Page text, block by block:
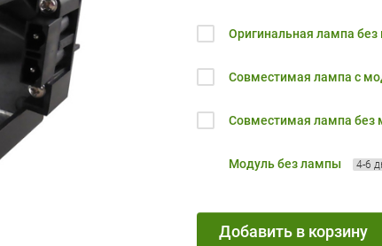
Оригинальная лампа без
Совместимая лампа с
Совместимая лампа без
Модуль без лампы 4-6
Добавить в корзину